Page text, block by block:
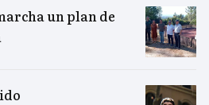
un plan de